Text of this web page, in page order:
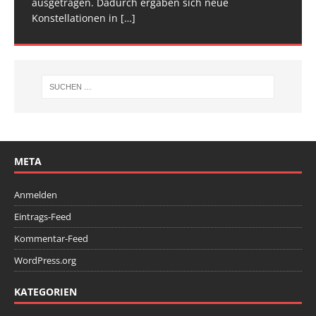
ausgetragen. Dadurch ergaben sich neue
Konstellationen in […]
Wettkampfwochenende: Am Samstag standen die
Deutschen[…]
META
Anmelden
Eintrags-Feed
Kommentar-Feed
WordPress.org
KATEGORIEN